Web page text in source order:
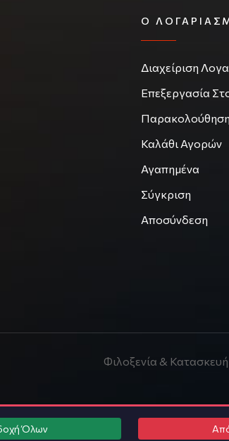
Ο
Διαχείριση
Επεξεργασία
Καλάθι Αγορών
Αγαπημένα
Σύγκριση
Αποσύνδεση
Φιλοξενία & Κατασκευή
Όλων